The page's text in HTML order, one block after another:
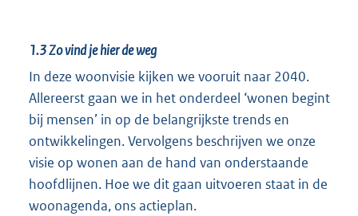
1.3Zo vind je hier de weg
In deze woonvisie kijken we vooruit naar 2040.
Allereerst gaan we in het onderdeel ‘wonen begint
bij mensen’ in op de belangrijkste trends en
ontwikkelingen. Vervolgens beschrijven we onze
visie op wonen aan de hand van onderstaande
hoofdlijnen. Hoe we dit gaan uitvoeren staat in de
woonagenda, ons actieplan.